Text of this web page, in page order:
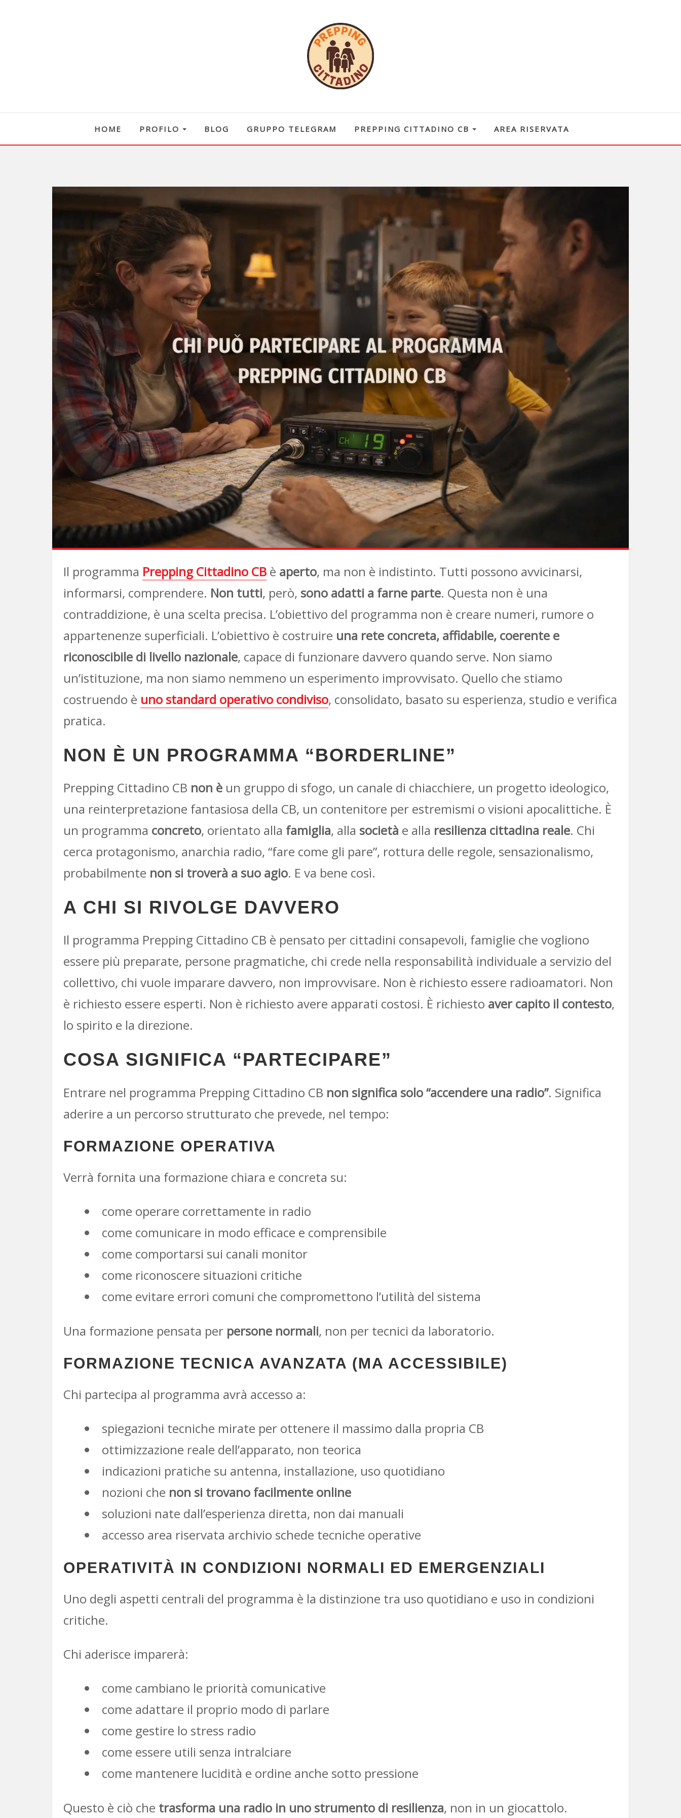
HOME PROFILO BLOG GRUPPO TELEGRAM PREPPING CITTADINO CB AREA RISERVATA
Il programma Prepping Cittadino CB è aperto, ma non è indistinto. Tutti possono avvicinarsi,
informarsi, comprendere. Non tutti, però, sono adatti a farne parte. Questa non è una
contraddizione, è una scelta precisa. L’obiettivo del programma non è creare numeri, rumore o
appartenenze superficiali. L’obiettivo è costruire una rete concreta, affidabile, coerente e
riconoscibile di livello nazionale, capace di funzionare davvero quando serve. Non siamo
un’istituzione, ma non siamo nemmeno un esperimento improvvisato. Quello che stiamo
costruendo è uno standard operativo condiviso, consolidato, basato su esperienza, studio e verifica
pratica.
NON È UN PROGRAMMA “BORDERLINE”
Prepping Cittadino CB non è un gruppo di sfogo, un canale di chiacchiere, un progetto ideologico,
una reinterpretazione fantasiosa della CB, un contenitore per estremismi o visioni apocalittiche. È
un programma concreto, orientato alla famiglia, alla società e alla resilienza cittadina reale. Chi
cerca protagonismo, anarchia radio, “fare come gli pare”, rottura delle regole, sensazionalismo,
probabilmente non si troverà a suo agio. E va bene così.
A CHI SI RIVOLGE DAVVERO
Il programma Prepping Cittadino CB è pensato per cittadini consapevoli, famiglie che vogliono
essere più preparate, persone pragmatiche, chi crede nella responsabilità individuale a servizio del
collettivo, chi vuole imparare davvero, non improvvisare. Non è richiesto essere radioamatori. Non
è richiesto essere esperti. Non è richiesto avere apparati costosi. È richiesto aver capito il contesto,
lo spirito e la direzione.
COSA SIGNIFICA “PARTECIPARE”
Entrare nel programma Prepping Cittadino CB non significa solo “accendere una radio”. Significa
aderire a un percorso strutturato che prevede, nel tempo:
FORMAZIONE OPERATIVA
Verrà fornita una formazione chiara e concreta su:
come operare correttamente in radio
come comunicare in modo efficace e comprensibile
come comportarsi sui canali monitor
come riconoscere situazioni critiche
come evitare errori comuni che compromettono l’utilità del sistema
Una formazione pensata per persone normali, non per tecnici da laboratorio.
FORMAZIONE TECNICA AVANZATA (MA ACCESSIBILE)
Chi partecipa al programma avrà accesso a:
spiegazioni tecniche mirate per ottenere il massimo dalla propria CB
ottimizzazione reale dell’apparato, non teorica
indicazioni pratiche su antenna, installazione, uso quotidiano
nozioni che non si trovano facilmente online
soluzioni nate dall’esperienza diretta, non dai manuali
accesso area riservata archivio schede tecniche operative
OPERATIVITÀ IN CONDIZIONI NORMALI ED EMERGENZIALI
Uno degli aspetti centrali del programma è la distinzione tra uso quotidiano e uso in condizioni
critiche.
Chi aderisce imparerà:
come cambiano le priorità comunicative
come adattare il proprio modo di parlare
come gestire lo stress radio
come essere utili senza intralciare
come mantenere lucidità e ordine anche sotto pressione
Questo è ciò che trasforma una radio in uno strumento di resilienza, non in un giocattolo.